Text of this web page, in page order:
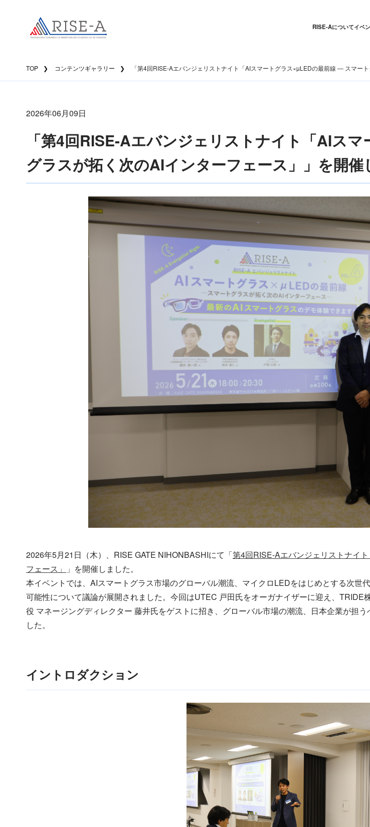
RISE-Aについてイベ
TOP コンテンツギャラリー 「第4回RISE-Aエバンジェリストナイト「AIスマートグラス×µLEDの最前線 ― スマー
2026年06月09日
「第4回RISE-Aエバンジェリストナイト「AIス
グラスが拓く次のAIインターフェース」」を開催
2026年5月21日（木）、RISE GATE NIHONBASHIにて「第4回RISE-Aエバンジェリストナイ
フェース」
」を開催しました。
本イベントでは、AIスマートグラス市場のグローバル潮流、マイクロLEDをはじめとする次
可能性について議論が展開されました。今回はUTEC 戸田氏をオーガナイザーに迎え、
役 マネージングディレクター 藤井氏をゲストに招き、グローバル市場の潮流、日本企業が担
した。
イントロダクション